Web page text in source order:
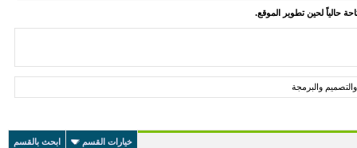
حالياً لحين تطوير الموقع.
والبرمجة
خيارات القسم ابحث بالقسم